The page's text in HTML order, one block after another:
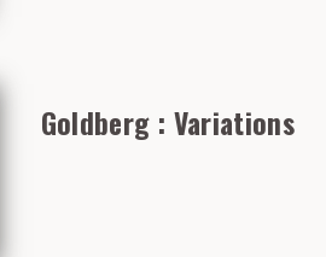
Goldberg : Variations